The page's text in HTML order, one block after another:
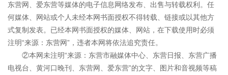
东营网、爱东营等媒体的电子信息网络发布、出售与转载权利。任
何媒体、网站或个人未经本网书面授权不得转载、链接或以其他方
式复制发表。已经本网书面授权的媒体、网站，在下载使用时必须
注明“来源：东营网”，违者本网将依法追究责任。
②本网未注明“来源：东营市融媒体中心、东营日报、东营广播
电视台、黄河口晚刊、东营网、爱东营”的文字、图片和音视频等稿